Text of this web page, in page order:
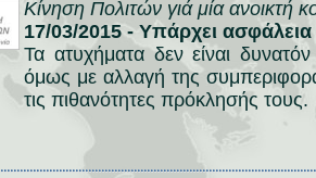
Κίνηση Πολιτών γιά μία ανοικτή
17/03/2015 - Υπάρχει ασφάλεια
Τα ατυχήματα δεν είναι
όμως με αλλαγή της
τις πιθανότητες πρόκλησής τους.